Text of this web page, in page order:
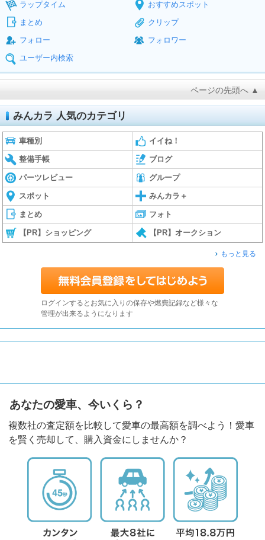
ラップタイム
おすすめスポット
まとめ
クリップ
フォロー
フォロワー
ユーザー内検索
ページの先頭へ ▲
みんカラ 人気のカテゴリ
車種別 イイね！
整備手帳 ブログ
パーツレビュー グループ
スポット みんカラ＋
まとめ フォト
【PR】ショッピング 【PR】オークション
もっと見る
ログインするとお気に入りの保存や燃費記録など様々な
管理が出来るようになります
あなたの愛車、今いくら？
複数社の査定額を比較して愛車の最高額を調べよう！愛車
を賢く売却して、購入資金にしませんか？